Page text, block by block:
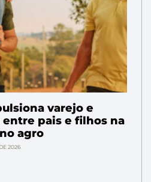
varejo e
pais e filhos na
agro
2026